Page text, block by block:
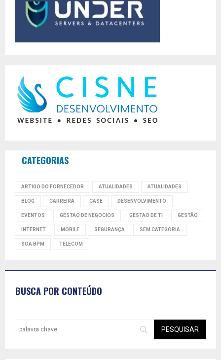
CATEGORIAS
ARTIGO DO FORNECEDOR ATUALIDADES ATUALIDADES
BLOG CARREIRA CASE DESENVOLVIMENTO
EVENTOS GESTAO DE NEGOCIOS GESTAO DE TI GESTÃO
INTERNET MOBILE SEGURANÇA SEM CATEGORIA
SOA BPM TELECOM
BUSCA POR CONTEÚDO